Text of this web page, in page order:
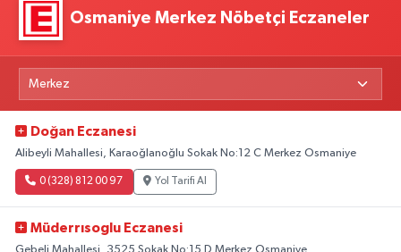
Osmaniye Merkez Nöbetçi Eczaneler
Doğan Eczanesi
Alibeyli Mahallesi, Karaoğlanoğlu Sokak No:12 C Merkez Osmaniye
0 (328) 812 00 97 Yol Tarifi Al
Müderrısoglu Eczanesi